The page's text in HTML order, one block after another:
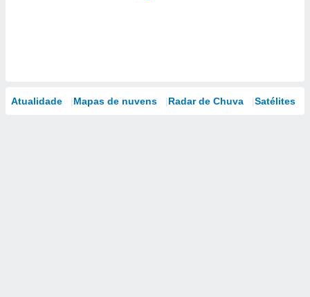
Atualidade Mapas de nuvens Radar de Chuva Satélites